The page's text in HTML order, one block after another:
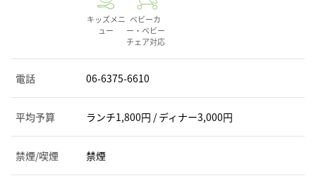
キッズメニ
ュー
ベビーカ
ー・ベビー
チェア対応
電話 06-6375-6610
平均予算 ランチ1,800円 / ディナー3,000円
禁煙/喫煙 禁煙